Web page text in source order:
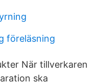
föreläsning
När tillverkaren
ska